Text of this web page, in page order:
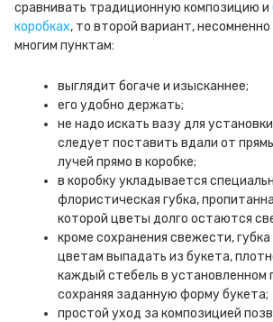
сравнивать традиционную композицию и
коробках, то второй вариант,
многим пунктам:
выглядит богаче и изысканнее;
его удобно держать;
не надо искать вазу для
следует поставить вдали от
лучей прямо в коробке;
в коробку укладывается
флористическая губка,
которой цветы долго остаются
кроме сохранения свежести,
цветам выпадать из букета,
каждый стебель в установленном
сохраняя заданную форму букета;
простой уход за композицией